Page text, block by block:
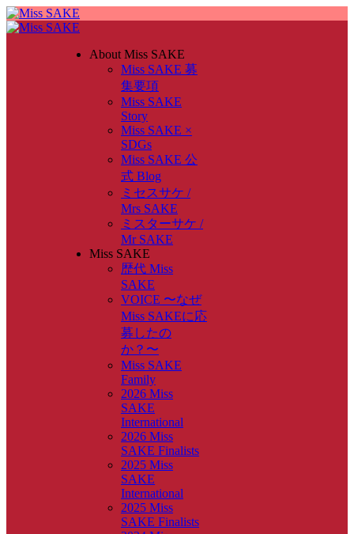
About Miss SAKE
Miss SAKE 募
集要項
Miss SAKE
Story
Miss SAKE ×
SDGs
Miss SAKE 公
式 Blog
ミセスサケ /
Mrs SAKE
ミスターサケ /
Mr SAKE
Miss SAKE
歴代 Miss
SAKE
VOICE 〜なぜ
Miss SAKEに応
募したの
か？〜
Miss SAKE
Family
2026 Miss
SAKE
International
2026 Miss
SAKE Finalists
2025 Miss
SAKE
International
2025 Miss
SAKE Finalists